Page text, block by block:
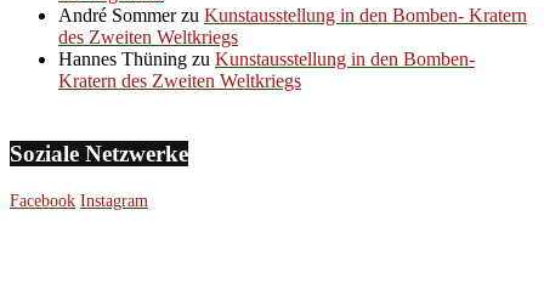
André Sommerzu Kunstausstellung in den Bomben- Kratern
des Zweiten Weltkriegs
Hannes Thüning zu Kunstausstellung in den Bomben-
Kratern des Zweiten Weltkriegs
Soziale Netzwerke
Facebook Instagram